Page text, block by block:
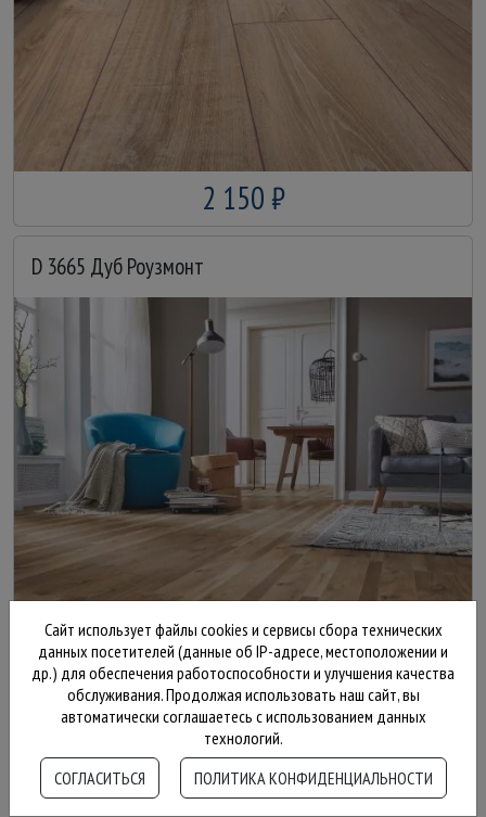
2 150 ₽
D 3665 Дуб Роузмонт
2 150 ₽
Сайт использует файлы cookies и сервисы сбора технических
данных посетителей (данные об IP-адресе, местоположении и
др.) для обеспечения работоспособности и улучшения качества
обслуживания. Продолжая использовать наш сайт, вы
автоматически соглашаетесь с использованием данных
технологий.
СОГЛАСИТЬСЯ
ПОЛИТИКА КОНФИДЕНЦИАЛЬНОСТИ